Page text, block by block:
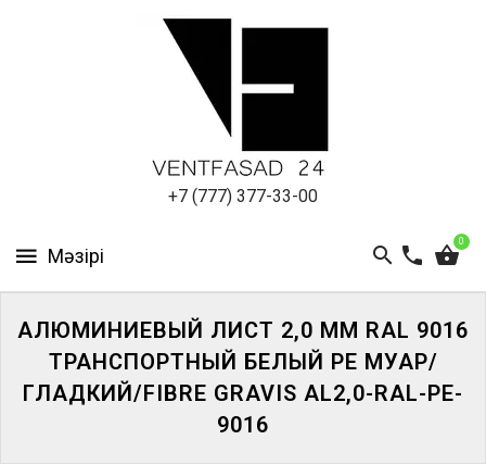
+7 (777) 377-33-00
0
ПАНЕЛИ
АЛЮМИНИЕВЫЙ ЛИСТ 2,0 ММ RAL 9016
ТРАНСПОРТНЫЙ БЕЛЫЙ PE МУАР/
ГЛАДКИЙ/FIBRE GRAVIS AL2,0-RAL-PE-
9016